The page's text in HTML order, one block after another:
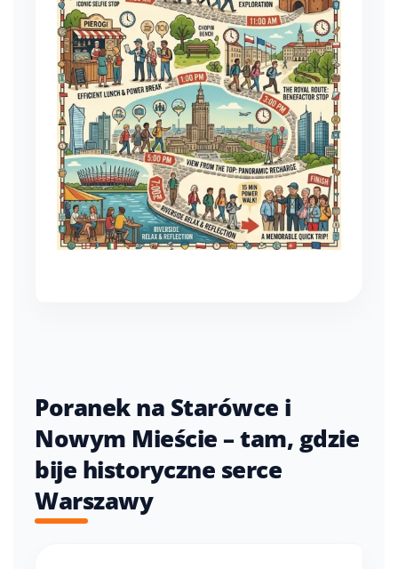
Poranek na Starówce i
Nowym Mieście – tam, gdzie
bije historyczne serce
Warszawy